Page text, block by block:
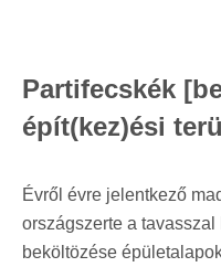
Partifecskék
épít(kez)ési
Évről évre jelentkező
országszerte a
beköltözése